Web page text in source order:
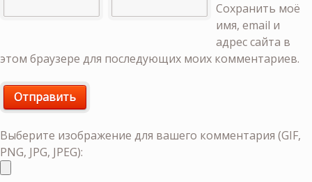
Сохранить моё
имя, email и
адрес сайта в
этом браузере для последующих моих комментариев.
Выберите изображение для вашего комментария (GIF,
PNG, JPG, JPEG):